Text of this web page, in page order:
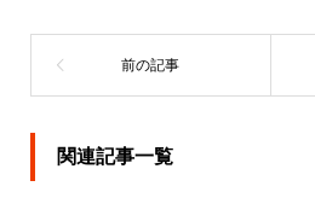
関連記事一覧